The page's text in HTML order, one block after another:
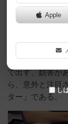
ブルクセン」で
当時の自分もま
る位にハマって
それもあって、
で出す、妨害が
ら、意外と注目
ター」である。
Apple
し